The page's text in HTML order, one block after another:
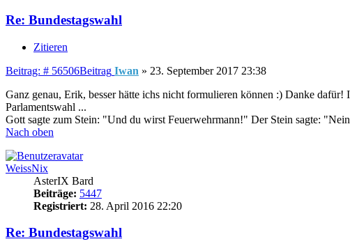
Re: Bundestagswahl
Zitieren
Beitrag: # 56506Beitrag Iwan » 23. September 2017 23:38
Ganz genau, Erik, besser hätte ichs nicht formulieren können :) Danke
Parlamentswahl ...
Gott sagte zum Stein: "Und du wirst Feuerwehrmann!" Der Stein sagte:
Nach oben
WeissNix
AsterIX Bard
Beiträge: 5447
Registriert: 28. April 2016 22:20
Re: Bundestagswahl